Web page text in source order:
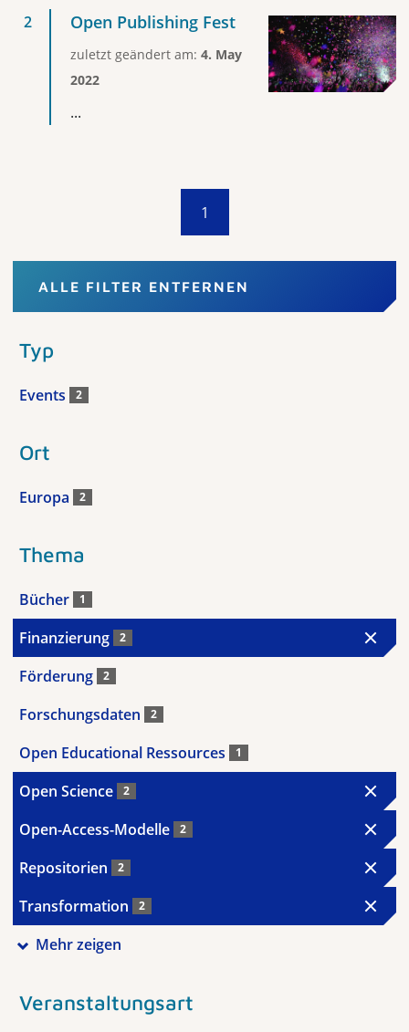
Open Publishing Fest
zuletzt geändert am: 4. May
2022
...
1
ALLE FILTER ENTFERNEN
Typ
Events 2
Ort
Europa 2
Thema
Bücher 1
Finanzierung 2
Förderung 2
Forschungsdaten 2
Open Educational Ressources 1
Open Science 2
Open-Access-Modelle 2
Repositorien 2
Transformation 2
Mehr zeigen
Veranstaltungsart